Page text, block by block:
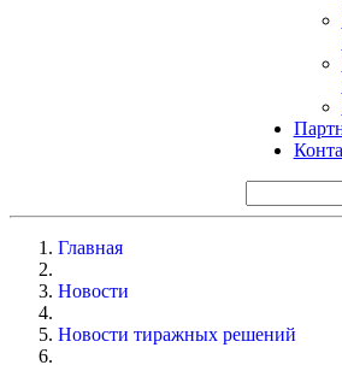
Главная
Новости
Новости тиражных решений